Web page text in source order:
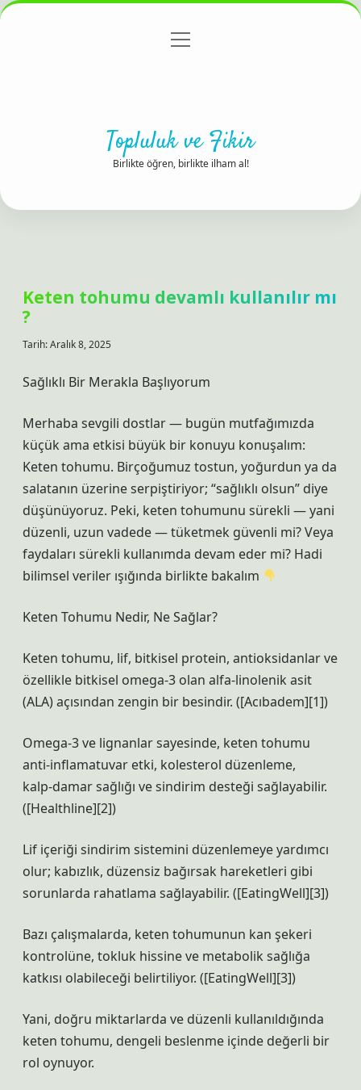
Gizlilik Politikası
menüyü
Topluluk ve Fikir
Birlikte öğren, birlikte ilham al!
Keten tohumu devamlı kullanılır mı
?
Tarih: Aralık 8, 2025
Sağlıklı Bir Merakla Başlıyorum
Merhaba sevgili dostlar — bugün mutfağımızda
küçük ama etkisi büyük bir konuyu konuşalım:
Keten tohumu. Birçoğumuz tostun, yoğurdun ya da
salatanın üzerine serpiştiriyor; “sağlıklı olsun” diye
düşünüyoruz. Peki, keten tohumunu sürekli — yani
düzenli, uzun vadede — tüketmek güvenli mi? Veya
faydaları sürekli kullanımda devam eder mi? Hadi
bilimsel veriler ışığında birlikte bakalım
Keten Tohumu Nedir, Ne Sağlar?
Keten tohumu, lif, bitkisel protein, antioksidanlar ve
özellikle bitkisel omega‑3 olan alfa‑linolenik asit
(ALA) açısından zengin bir besindir. ([Acıbadem][1])
Omega‑3 ve lignanlar sayesinde, keten tohumu
anti‑inflamatuvar etki, kolesterol düzenleme,
kalp‑damar sağlığı ve sindirim desteği sağlayabilir.
([Healthline][2])
Lif içeriği sindirim sistemini düzenlemeye yardımcı
olur; kabızlık, düzensiz bağırsak hareketleri gibi
sorunlarda rahatlama sağlayabilir. ([EatingWell][3])
Bazı çalışmalarda, keten tohumunun kan şekeri
kontrolüne, tokluk hissine ve metabolik sağlığa
katkısı olabileceği belirtiliyor. ([EatingWell][3])
Yani, doğru miktarlarda ve düzenli kullanıldığında
keten tohumu, dengeli beslenme içinde değerli bir
rol oynuyor.